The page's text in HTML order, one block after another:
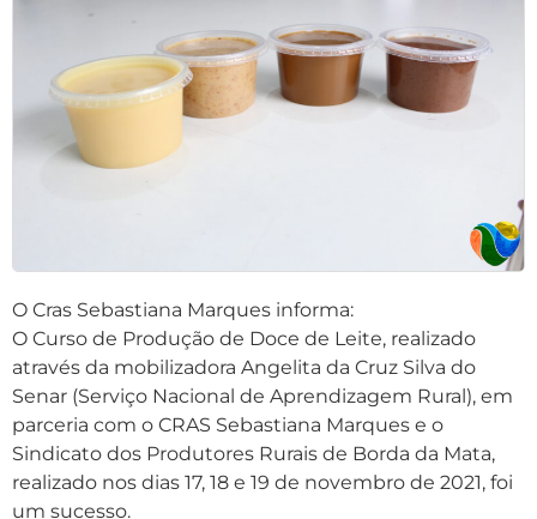
O Cras Sebastiana Marques informa:
O Curso de Produção de Doce de Leite, realizado
através da mobilizadora Angelita da Cruz Silva do
Senar (Serviço Nacional de Aprendizagem Rural), em
parceria com o CRAS Sebastiana Marques e o
Sindicato dos Produtores Rurais de Borda da Mata,
realizado nos dias 17, 18 e 19 de novembro de 2021, foi
um sucesso.